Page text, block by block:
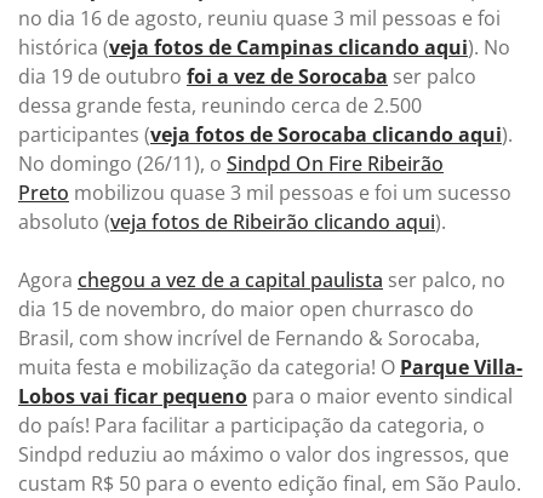
no dia 16 de agosto, reuniu quase 3 mil pessoas e foi
histórica (veja fotos de Campinas clicando aqui). No
dia 19 de outubro foi a vez de Sorocaba ser palco
dessa grande festa, reunindo cerca de 2.500
participantes (veja fotos de Sorocaba clicando aqui).
No domingo (26/11), o Sindpd On Fire Ribeirão
Preto mobilizou quase 3 mil pessoas e foi um sucesso
absoluto (veja fotos de Ribeirão clicando aqui).
Agora chegou a vez de a capital paulista ser palco, no
dia 15 de novembro, do maior open churrasco do
Brasil, com show incrível de Fernando & Sorocaba,
muita festa e mobilização da categoria! O Parque Villa-
Lobos vai ficar pequeno para o maior evento sindical
do país! Para facilitar a participação da categoria, o
Sindpd reduziu ao máximo o valor dos ingressos, que
custam R$ 50 para o evento edição final, em São Paulo.